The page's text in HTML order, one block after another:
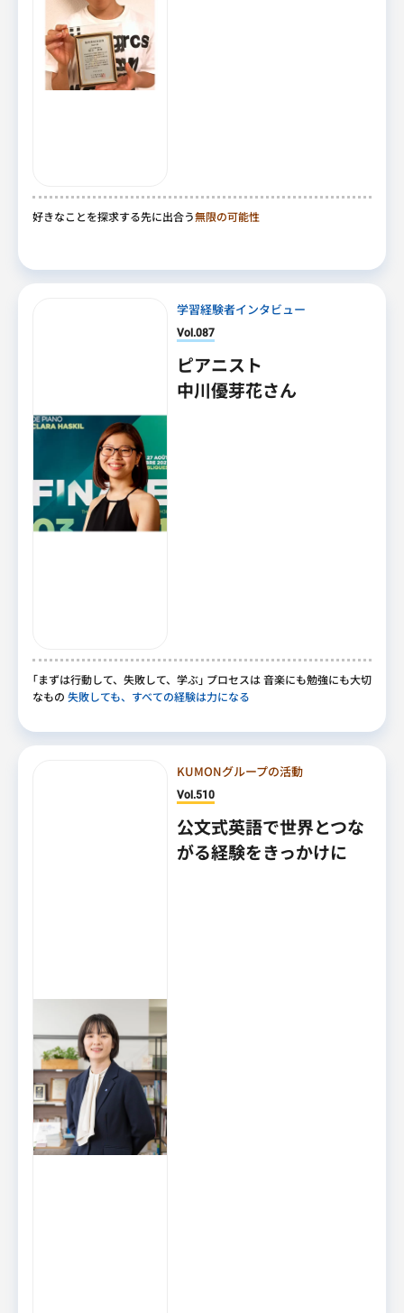
好きなことを探求する先に出合う無限の可能性
学習経験者インタビュー
Vol.087
ピアニスト
中川優芽花さん
｢まずは行動して、 失敗して、 学ぶ｣ プロセスは 音楽にも勉強にも大切
なもの 失敗しても、すべての経験は力になる
KUMONグループの活動
Vol.510
公文式英語で世界とつな
がる経験をきっかけに